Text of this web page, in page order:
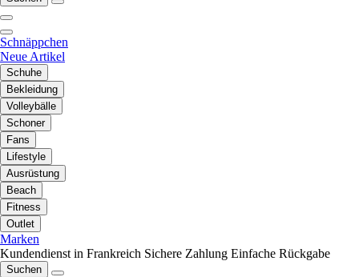
Schnäppchen
Neue Artikel
Schuhe
Bekleidung
Volleybälle
Schoner
Fans
Lifestyle
Ausrüstung
Beach
Fitness
Outlet
Marken
Kundendienst in Frankreich Sichere Zahlung Einfache Rückgabe
Suchen